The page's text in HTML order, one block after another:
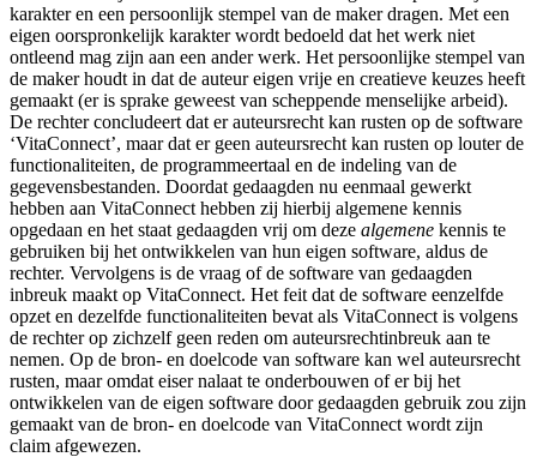
karakter en een persoonlijk stempel van de maker dragen. Met een
eigen oorspronkelijk karakter wordt bedoeld dat het werk niet
ontleend mag zijn aan een ander werk. Het persoonlijke stempel van
de maker houdt in dat de auteur eigen vrije en creatieve keuzes heeft
gemaakt (er is sprake geweest van scheppende menselijke arbeid).
De rechter concludeert dat er auteursrecht kan rusten op de software
‘VitaConnect’, maar dat er geen auteursrecht kan rusten op louter de
functionaliteiten, de programmeertaal en de indeling van de
gegevensbestanden. Doordat gedaagden nu eenmaal gewerkt
hebben aan VitaConnect hebben zij hierbij algemene kennis
opgedaan en het staat gedaagden vrij om deze algemene kennis te
gebruiken bij het ontwikkelen van hun eigen software, aldus de
rechter. Vervolgens is de vraag of de software van gedaagden
inbreuk maakt op VitaConnect. Het feit dat de software eenzelfde
opzet en dezelfde functionaliteiten bevat als VitaConnect is volgens
de rechter op zichzelf geen reden om auteursrechtinbreuk aan te
nemen. Op de bron- en doelcode van software kan wel auteursrecht
rusten, maar omdat eiser nalaat te onderbouwen of er bij het
ontwikkelen van de eigen software door gedaagden gebruik zou zijn
gemaakt van de bron- en doelcode van VitaConnect wordt zijn
claim afgewezen.